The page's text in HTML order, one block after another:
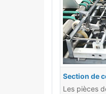
Section de
Les pièces